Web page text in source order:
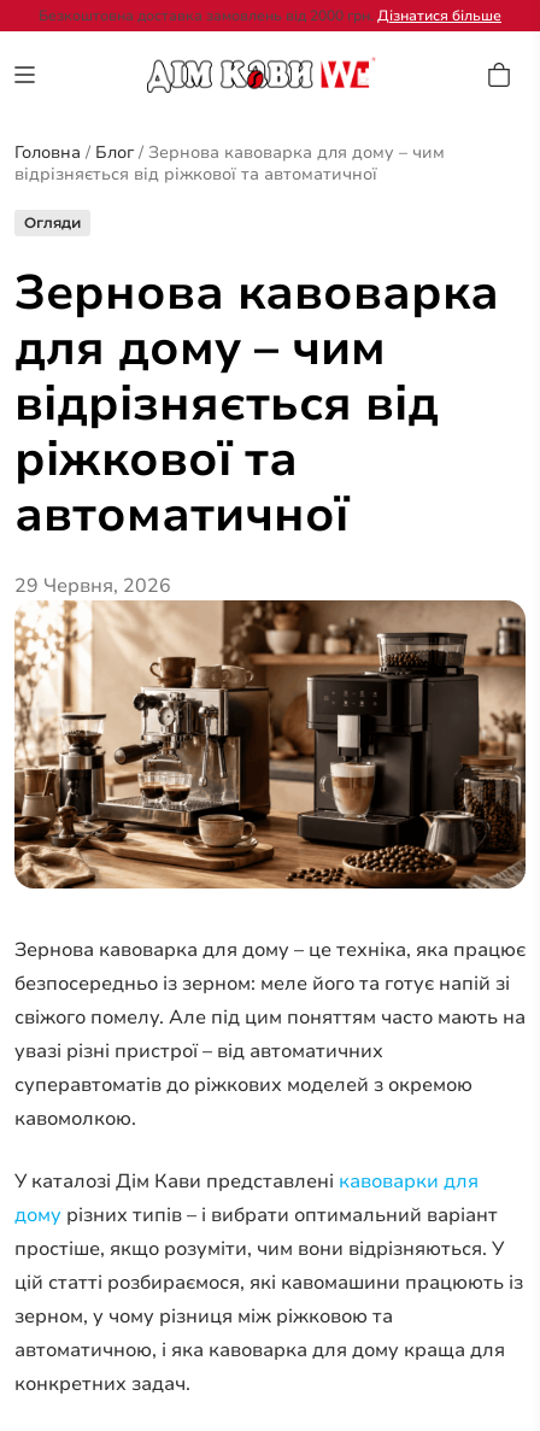
Безкоштовна доставка замовлень від 2000 грн. Дізнатися більше
Головна / Блог / Зернова кавоварка для дому – чим
відрізняється від ріжкової та автоматичної
Огляди
Зернова кавоварка
для дому – чим
відрізняється від
ріжкової та
автоматичної
29 Червня, 2026
Зернова кавоварка для дому – це техніка, яка працює
безпосередньо із зерном: меле його та готує напій зі
свіжого помелу. Але під цим поняттям часто мають на
увазі різні пристрої – від автоматичних
суперавтоматів до ріжкових моделей з окремою
кавомолкою.
У каталозі Дім Кави представлені кавоварки для
дому різних типів – і вибрати оптимальний варіант
простіше, якщо розуміти, чим вони відрізняються. У
цій статті розбираємося, які кавомашини працюють із
зерном, у чому різниця між ріжковою та
автоматичною, і яка кавоварка для дому краща для
конкретних задач.